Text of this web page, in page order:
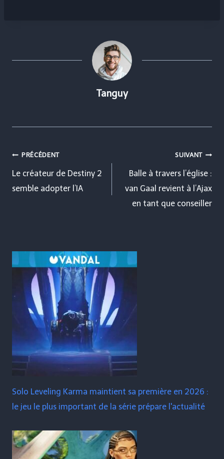
Tanguy
Navigation
de
l’article
PRÉCÉDENT
Le créateur de Destiny 2
semble adopter l’IA
SUIVANT
Balle à travers l’église :
van Gaal revient à l’Ajax
en tant que conseiller
Solo Leveling Karma maintient sa première en 2026 :
le jeu le plus important de la série prépare l'actualité